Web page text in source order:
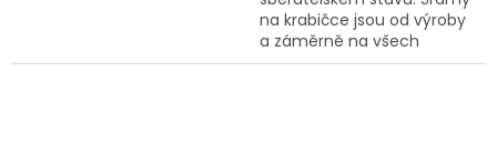
na krabičce jsou od výroby
a záměrně na všech
těchto press kitech. Každý